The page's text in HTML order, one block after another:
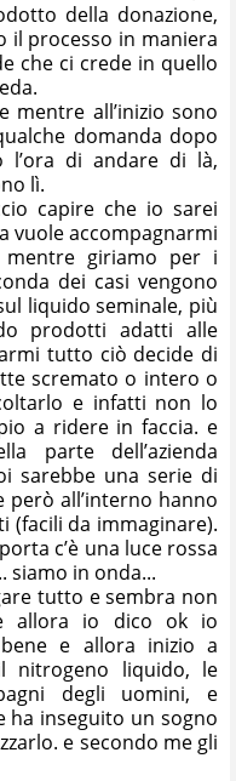
della donazione,
processo in maniera
che ci crede in quello
all’inizio sono
domanda dopo
di andare di là,
lì.
capire che io sarei
vuole accompagnarmi
giriamo per i
dei casi vengono
liquido seminale, più
prodotti adatti alle
tutto ciò decide di
scremato o intero o
e infatti non lo
a ridere in faccia. e
parte dell’azienda
sarebbe una serie di
all’interno hanno
(facili da immaginare).
c’è una luce rossa
siamo in onda...
tutto e sembra non
allora io dico ok io
e allora inizio a
liquido, le
degli uomini, e
ha inseguito un sogno
e secondo me gli